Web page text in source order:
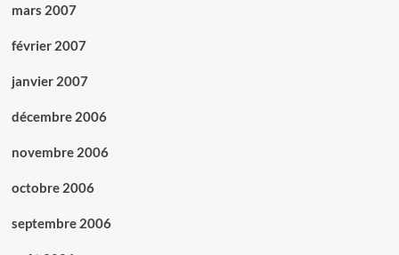
mars 2007
février 2007
janvier 2007
décembre 2006
novembre 2006
octobre 2006
septembre 2006